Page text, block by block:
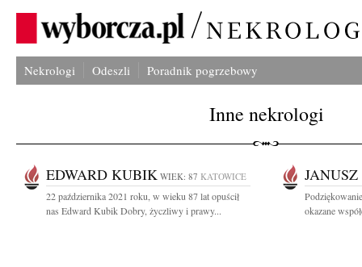
Nekrologi Odeszli Poradnik pogrzebowy
Inne nekrologi
EDWARD KUBIK WIEK: 87 KATOWICE
22 października 2021 roku, w wieku 87 lat opuścił
nas Edward Kubik Dobry, życzliwy i prawy...
okazane